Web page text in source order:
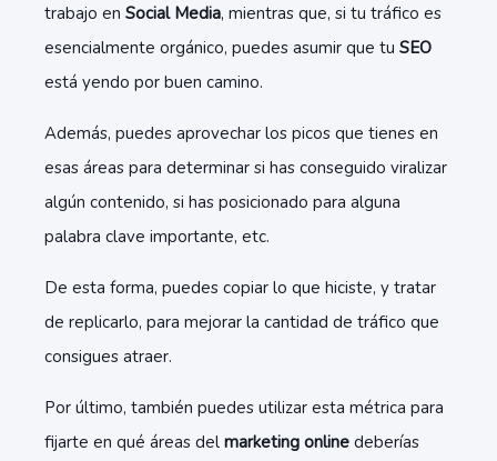
trabajo en Social Media, mientras que, si tu tráfico es
esencialmente orgánico, puedes asumir que tu SEO
está yendo por buen camino.
Además, puedes aprovechar los picos que tienes en
esas áreas para determinar si has conseguido viralizar
algún contenido, si has posicionado para alguna
palabra clave importante, etc.
De esta forma, puedes copiar lo que hiciste, y tratar
de replicarlo, para mejorar la cantidad de tráfico que
consigues atraer.
Por último, también puedes utilizar esta métrica para
fijarte en qué áreas del marketing online deberías